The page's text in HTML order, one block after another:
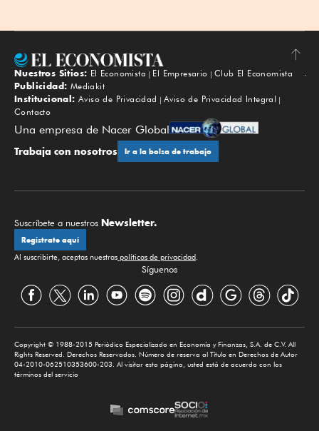
Subir
Nuestros Sitios: El Economista El Empresario
Club El Economista
Publicidad: Mediakit
Institucional: Aviso de Privacidad
Aviso de Privacidad Integral
Contacto
Una empresa de Nacer Global
Trabaja con nosotros Ir a la bolsa de trabajo
Suscríbete a nuestros Newsletter.
Regístrate aquí
Al suscribirte, aceptas nuestras políticas de privacidad.
Síguenos
Copyright © 1988-2015 Periódico Especializado en Economía y Finanzas, S.A. de C.V. All
Rights Reserved. Derechos Reservados. Número de reserva al Título en Derechos de Autor
04-2010-062510353600-203. Al visitar esta página, usted está de acuerdo con los
términos del servicio